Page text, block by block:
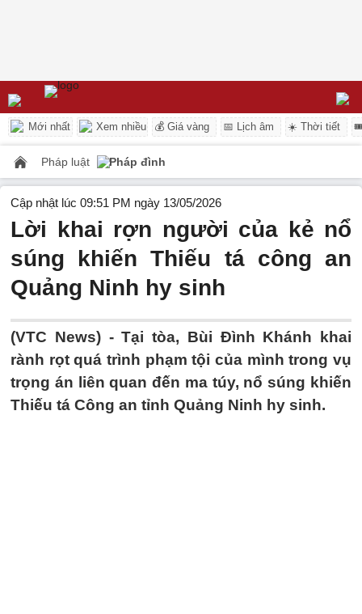
Mới nhất Xem nhiều 💰 Giá vàng 📅 Lịch âm ☀️ Thời tiết
Pháp luật Pháp đình
Cập nhật lúc 09:51 PM ngày 13/05/2026
Lời khai rợn người của kẻ nổ
súng khiến Thiếu tá công an
Quảng Ninh hy sinh
(VTC News) -Tại tòa, Bùi Đình Khánh khai
rành rọt quá trình phạm tội của mình trong vụ
trọng án liên quan đến ma túy, nổ súng khiến
Thiếu tá Công an tỉnh Quảng Ninh hy sinh.